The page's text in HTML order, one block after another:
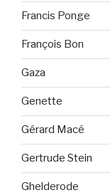
Francis Ponge
François Bon
Gaza
Genette
Gérard Macé
Gertrude Stein
Ghelderode